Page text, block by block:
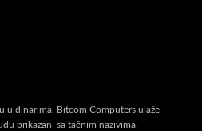
u dinarima. Bitcom Computers ulaže
prikazani sa tačnim nazivima,